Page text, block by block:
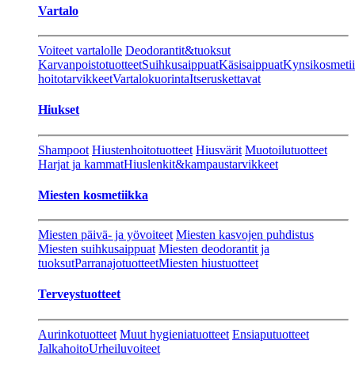
Vartalo
Voiteet vartalolle Deodorantit&tuoksut
KarvanpoistotuotteetSuihkusaippuatKäsisaippuat
hoitotarvikkeetVartalokuorintaItseruskettavat
Hiukset
Shampoot Hiustenhoitotuotteet Hiusvärit Muotoilutuotteet
Harjat ja kammatHiuslenkit&kampaustarvikkeet
Miesten kosmetiikka
Miesten päivä- ja yövoiteet Miesten kasvojen puhdistus
Miesten suihkusaippuat Miesten deodorantit ja
tuoksutParranajotuotteetMiesten hiustuotteet
Terveystuotteet
Aurinkotuotteet Muut hygieniatuotteet Ensiaputuotteet
JalkahoitoUrheiluvoiteet